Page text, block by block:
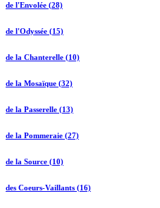
de l'Envolée (28)
de l'Odyssée (15)
de la Chanterelle (10)
de la Mosaïque (32)
de la Passerelle (13)
de la Pommeraie (27)
de la Source (10)
des Coeurs-Vaillants (16)